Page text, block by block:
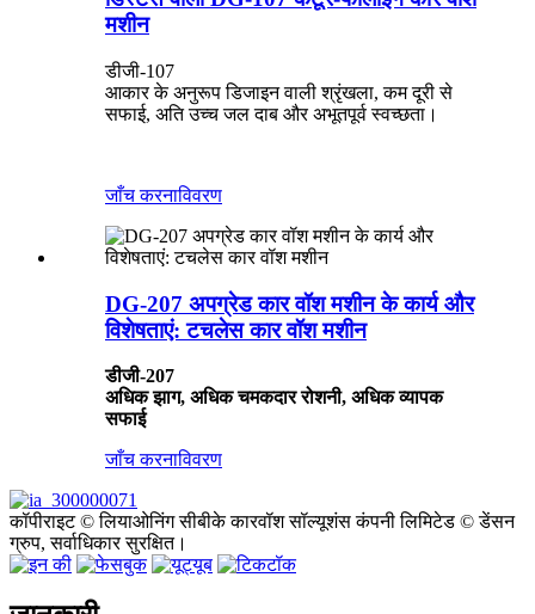
मशीन
डीजी-107
आकार के अनुरूप डिजाइन वाली श्रृंखला, कम दूरी से
सफाई, अति उच्च जल दाब और अभूतपूर्व स्वच्छता।
जाँच करनाविवरण
DG-207 अपग्रेड कार वॉश मशीन के कार्य और
विशेषताएं: टचलेस कार वॉश मशीन
डीजी-207
अधिक झाग, अधिक चमकदार रोशनी, अधिक व्यापक
सफाई
जाँच करनाविवरण
कॉपीराइट © लियाओनिंग सीबीके कारवॉश सॉल्यूशंस कंपनी लिमिटेड © डेंसन
ग्रुप, सर्वाधिकार सुरक्षित।